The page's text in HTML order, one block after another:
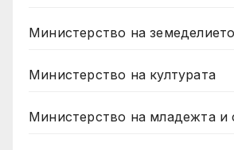
Министерство на
Министерство на културата
Министерство на младежта и